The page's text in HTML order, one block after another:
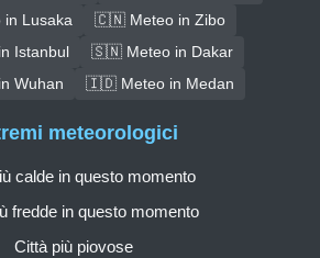
Lusaka
🇨🇳 Meteo in Zibo
Istanbul
🇸🇳 Meteo in Dakar
Wuhan
🇮🇩 Meteo in Medan
meteorologici
calde in questo momento
fredde in questo momento
Città più piovose